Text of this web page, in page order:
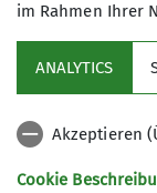
Das Wetter
hat viele neue
für unsere
Mo. - Do.:
Fr.:
Sa.: 14:00 bis
im Rahmen Ihrer
ANALYTICS
Akzeptieren
Cookie